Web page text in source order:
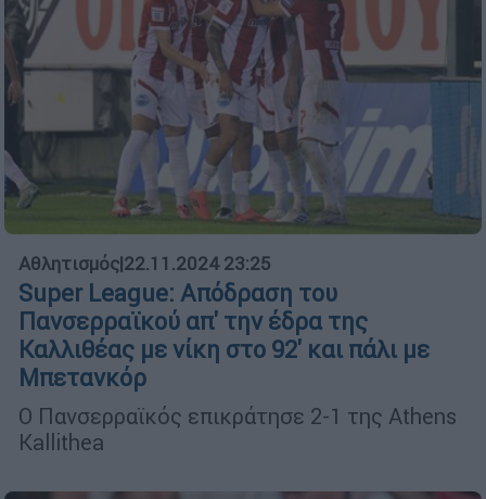
Αθλητισμός|22.11.2024 23:25
Super League: Απόδραση του
Πανσερραϊκού απ' την έδρα της
Καλλιθέας με νίκη στο 92' και πάλι με
Μπετανκόρ
Ο Πανσερραϊκός επικράτησε 2-1 της Athens
Kallithea